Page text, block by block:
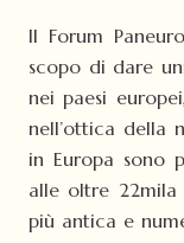
Il Forum
scopo di dare
nei paesi
nell’ottica della
in Europa sono
alle oltre 22mila
più antica e